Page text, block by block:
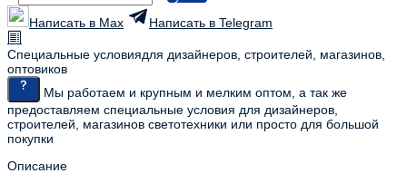
Написать в Max
Написать в Telegram
Специальные условиядля дизайнеров, строителей, магазинов,
оптовиков
Мы работаем и крупным и мелким оптом, а так же
предоставляем специальные условия для дизайнеров,
строителей, магазинов светотехники или просто для большой
покупки
Описание